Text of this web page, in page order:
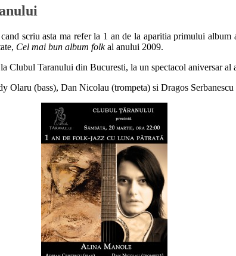
scriu asta ma refer la 1 an de la aparitia primului album
Cel mai bun album folkal anului 2009.
Clubul Taranului din Bucuresti, la un spectacol aniversar
Olaru (bass), Dan Nicolau (trompeta) si Dragos Serbanescu